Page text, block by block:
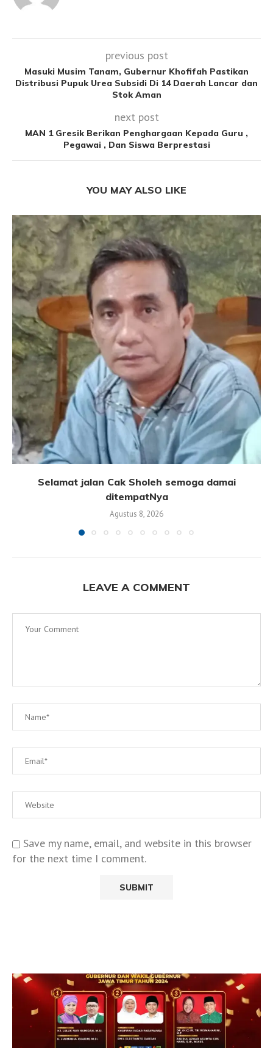
previous post
Masuki Musim Tanam, Gubernur Khofifah Pastikan
Distribusi Pupuk Urea Subsidi Di 14 Daerah Lancar dan
Stok Aman
next post
MAN 1 Gresik Berikan Penghargaan Kepada Guru ,
Pegawai , Dan Siswa Berprestasi
YOU MAY ALSO LIKE
Selamat jalan Cak Sholeh semoga damai
ditempatNya
Agustus 8, 2026
LEAVE A COMMENT
Save my name, email, and website in this browser
for the next time I comment.